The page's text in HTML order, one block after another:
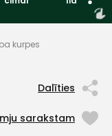
kurpes
Dalīties
sarakstam